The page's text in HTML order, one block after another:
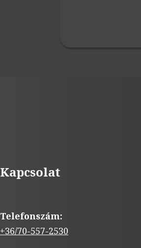
Kapcsolat
Telefonszám:
+36/70-557-2530